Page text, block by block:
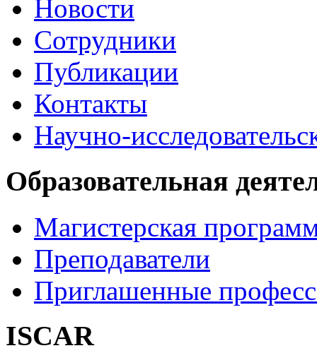
Новости
Сотрудники
Публикации
Контакты
Научно-
Образовательная
Магистерская
Преподаватели
Приглашенные
ISCAR